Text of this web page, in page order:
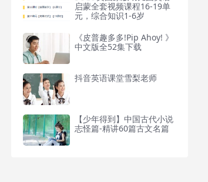
启蒙全套视频课程16-19单
元，综合知识1-6岁
《皮普趣多多!Pip Ahoy! 》
中文版全52集下载
抖音英语课堂雪梨老师
【少年得到】中国古代小说
志怪篇-精讲60篇古文名篇